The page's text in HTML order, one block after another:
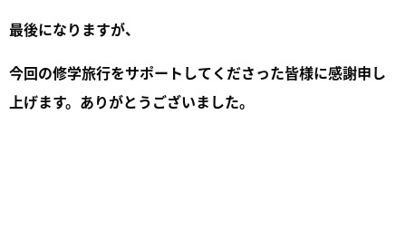
最後になりますが、
今回の修学旅行をサポートしてくださった皆様に感謝申し
上げます。ありがとうございました。